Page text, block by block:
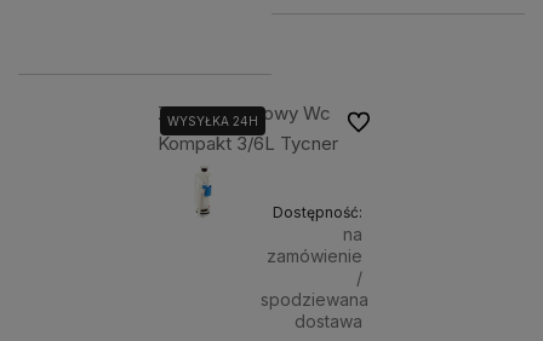
Zawór Spustowy Wc
Kompakt 3/6L Tycner
WYSYŁKA 24H
Dostępność:
na
zamówienie
/
spodziewana
dostawa
Do ulubionych